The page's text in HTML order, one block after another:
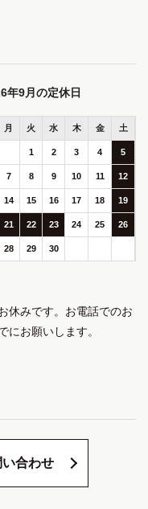
年9月
月 火 水 木 金 土
1 2 3 4 5
7 8 9 10 11 12
14 15 16 17 18 19
21 22 23 24 25 26
28 29 30
休みです。お電話でのお
にお願いします。
合わせ